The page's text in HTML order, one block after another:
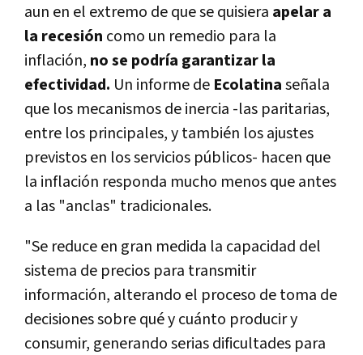
aun en el extremo de que se quisiera apelar a
la recesión como un remedio para la
inflación, no se podría garantizar la
efectividad. Un informe de Ecolatinaseñala
que los mecanismos de inercia -las paritarias,
entre los principales, y también los ajustes
previstos en los servicios públicos- hacen que
la inflación responda mucho menos que antes
a las "anclas" tradicionales.
"Se reduce en gran medida la capacidad del
sistema de precios para transmitir
información, alterando el proceso de toma de
decisiones sobre qué y cuánto producir y
consumir, generando serias dificultades para